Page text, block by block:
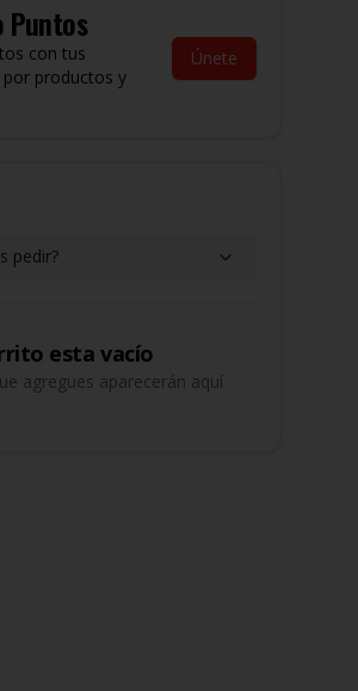
Puntos
con tus
productos y
Únete
pedir?
esta vacío
agregues aparecerán aquí